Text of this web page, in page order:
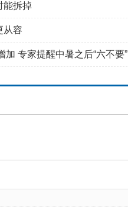
能拆掉
从容
专家提醒中暑之后“六不要”